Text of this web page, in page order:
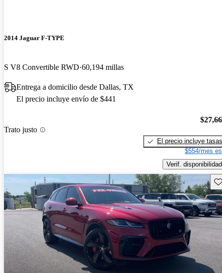
2014 Jaguar F-TYPE
S V8 Convertible RWD 60,194 millas
Entrega a domicilio desde Dallas, TX
El precio incluye envío de $441
Trato justo
El precio incluye tasas
$554/mes
Verif. disponibilidad